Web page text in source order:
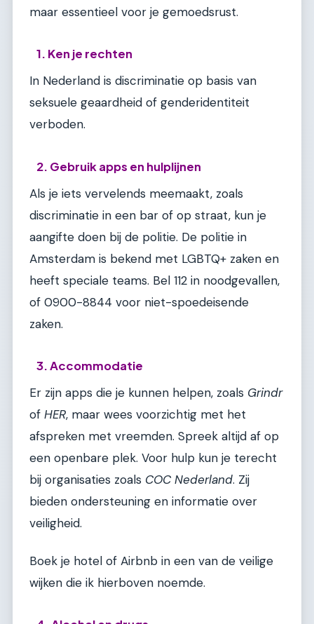
maar essentieel voor je gemoedsrust.
1. Ken je rechten
In Nederland is discriminatie op basis van
seksuele geaardheid of genderidentiteit
verboden.
2. Gebruik apps en hulplijnen
Als je iets vervelends meemaakt, zoals
discriminatie in een bar of op straat, kun je
aangifte doen bij de politie. De politie in
Amsterdam is bekend met LGBTQ+ zaken en
heeft speciale teams. Bel 112 in noodgevallen,
of 0900-8844 voor niet-spoedeisende
zaken.
3. Accommodatie
Er zijn apps die je kunnen helpen, zoals Grindr
of HER, maar wees voorzichtig met het
afspreken met vreemden. Spreek altijd af op
een openbare plek. Voor hulp kun je terecht
bij organisaties zoals COC Nederland. Zij
bieden ondersteuning en informatie over
veiligheid.
Boek je hotel of Airbnb in een van de veilige
wijken die ik hierboven noemde.